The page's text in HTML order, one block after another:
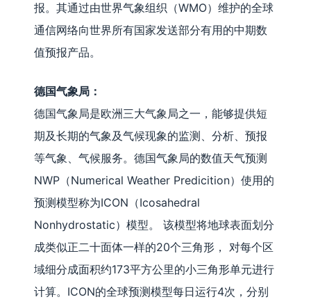
报。其通过由世界气象组织（WMO）维护的全球
通信网络向世界所有国家发送部分有用的中期数
值预报产品。
德国气象局：
德国气象局是欧洲三大气象局之一，能够提供短
期及长期的气象及气候现象的监测、分析、预报
等气象、气候服务。德国气象局的数值天气预测
NWP（Numerical Weather Predicition）使用的
预测模型称为ICON（Icosahedral
Nonhydrostatic）模型。 该模型将地球表面划分
成类似正二十面体一样的20个三角形， 对每个区
域细分成面积约173平方公里的小三角形单元进行
计算。ICON的全球预测模型每日运行4次，分别